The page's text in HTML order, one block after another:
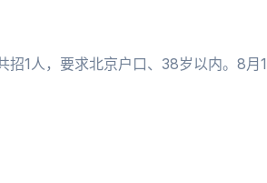
1人，要求北京户口、38岁以内。8月